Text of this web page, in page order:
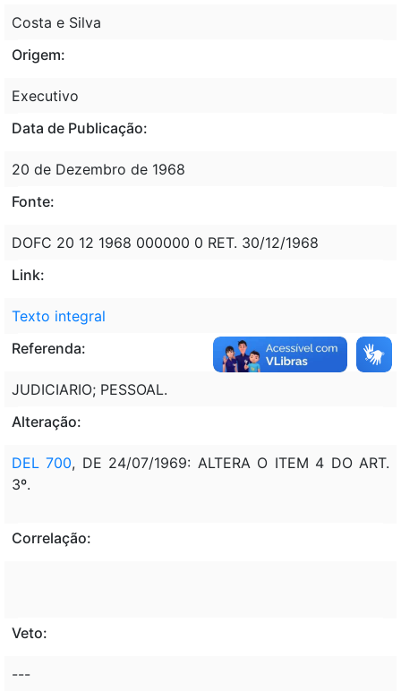
Costa e Silva
Origem:
Executivo
Data de Publicação:
20 de Dezembro de 1968
Fonte:
DOFC 20 12 1968 000000 0 RET. 30/12/1968
Link:
Texto integral
Referenda:
JUDICIARIO; PESSOAL.
Alteração:
DEL 700, DE 24/07/1969: ALTERA O ITEM 4 DO ART.
3º.
Correlação:
Veto:
---